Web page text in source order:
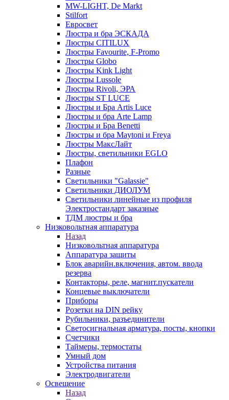
MW-LIGHT, De Markt
Stilfort
Евросвет
Люстра и бра ЭСКАДА
Люстры CITILUX
Люстры Favourite, F-Promo
Люстры Globo
Люстры Kink Light
Люстры Lussole
Люстры Rivoli, ЭРА
Люстры ST LUCE
Люстры и Бра Artis Luce
Люстры и бра Arte Lamp
Люстры и Бра Benetti
Люстры и бра Maytoni и Freya
Люстры МаксЛайт
Люстры, светильники EGLO
Плафон
Разные
Светильники "Galassie"
Светильники ДИОЛУМ
Светильники линейные из профиля
Электростандарт заказные
ТДМ люстры и бра
Низковольтная аппаратура
Назад
Низковольтная аппаратура
Аппаратура защиты
Блок аварийн.включения, автом. ввода
резерва
Контакторы, реле, магнит.пускатели
Концевые выключатели
Приборы
Розетки на DIN рейку
Рубильники, разъединители
Светосигнальная арматура, посты, кнопки
Счетчики
Таймеры, термостаты
Умный дом
Устройства питания
Электродвигатели
Освещение
Назад